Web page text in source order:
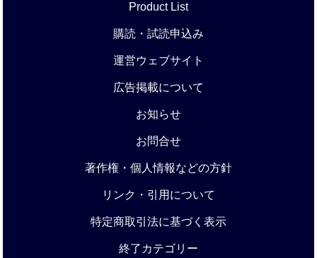
Product List
購読・試読申込み
運営ウェブサイト
広告掲載について
お知らせ
お問合せ
著作権・個人情報などの方針
リンク・引用について
特定商取引法に基づく表示
終了カテゴリー